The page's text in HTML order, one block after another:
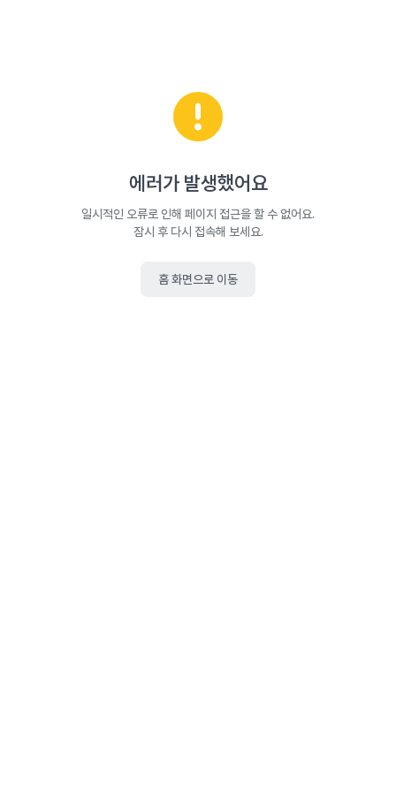
에러가 발생했어요
일시적인 오류로 인해 페이지 접근을 할 수 없어요.
잠시 후 다시 접속해 보세요.
홈 화면으로 이동